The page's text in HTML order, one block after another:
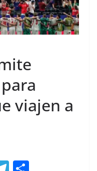
viajen a